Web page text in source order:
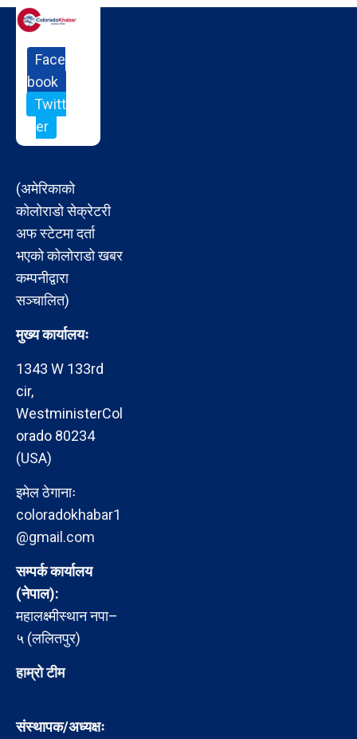
Face
book
Twitt
er
(अमेरिकाको
कोलोराडो सेक्रेटरी
अफ स्टेटमा दर्ता
भएको कोलोराडो खबर
कम्पनीद्वारा
सञ्चालित)
मुख्य कार्यालयः
1343 W 133rd
cir,
WestministerCol
orado 80234
(USA)
इमेल ठेगानाः
coloradokhabar1
@gmail.com
सम्पर्क कार्यालय
(नेपाल):
महालक्ष्मीस्थान नपा–
५ (ललितपुर)
हाम्रो टीम
संस्थापक/अध्यक्षः